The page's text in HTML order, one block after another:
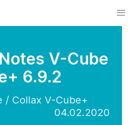
V-Cube
6.9.2
/ Collax V-Cube+
04.02.2020